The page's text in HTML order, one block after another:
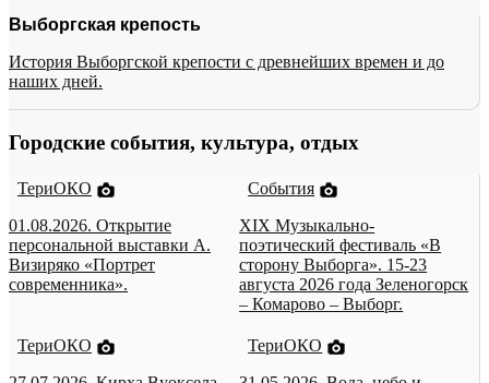
Выборгская крепость
История Выборгской крепости с древнейших времен и до
наших дней.
Городские события, культура, отдых
ТериОКО
01.08.2026. Открытие
персональной выставки А.
Визиряко «Портрет
современника».
События
XIX Музыкально-
поэтический фестиваль «В
сторону Выборга». 15-23
августа 2026 года Зеленогорск
– Комарово – Выборг.
ТериОКО
ТериОКО